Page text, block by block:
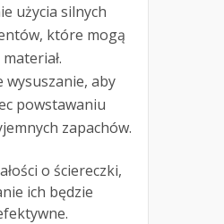
użycia silnych
które mogą
wysuszanie, aby
powstawaniu
zapachów.
o ściereczki,
ich będzie